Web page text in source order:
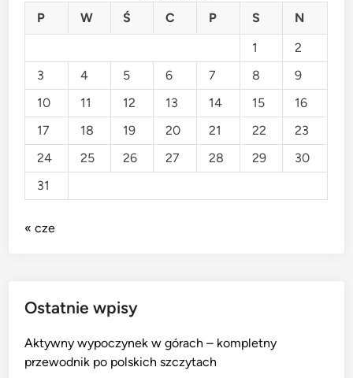
P
W Ś C P S
N
1
2
3
4 5 6 7 8
9
10
11 12 13 14 15
16
17
18 19 20 21 22
23
24
25 26 27 28 29
30
31
« cze
Ostatnie wpisy
Aktywny wypoczynek w górach – kompletny
przewodnik po polskich szczytach